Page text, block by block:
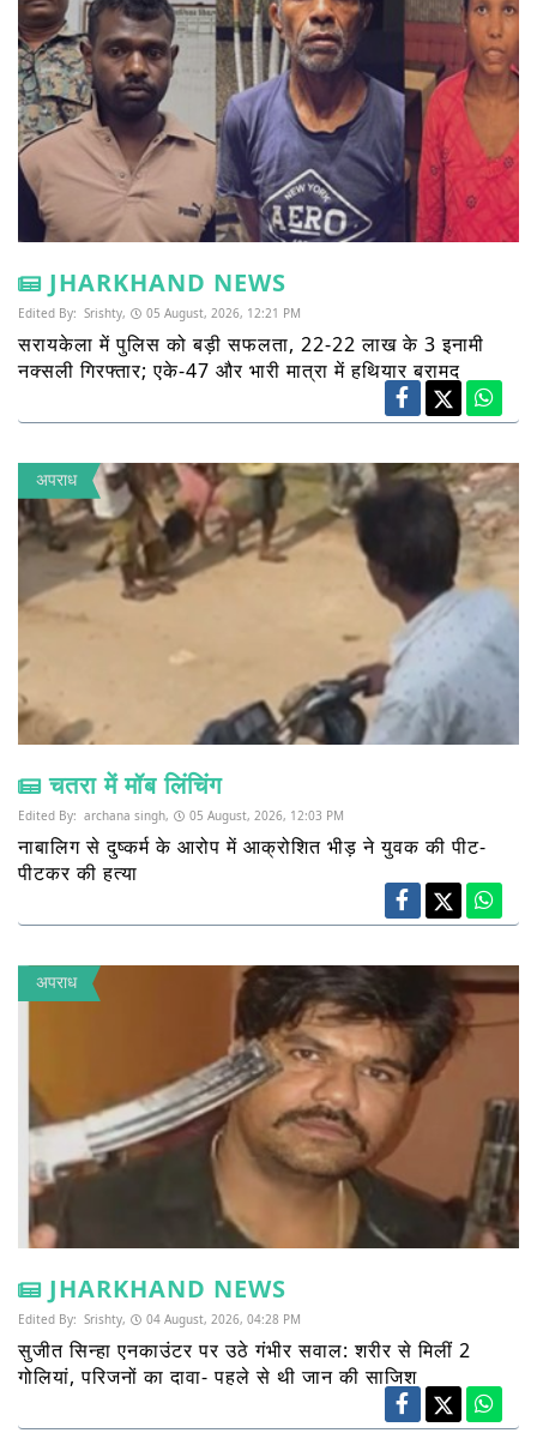
JHARKHAND NEWS
Edited By: Srishty, 05 August, 2026, 12:21 PM
सरायकेला में पुलिस को बड़ी सफलता, 22-22 लाख के 3 इनामी
नक्सली गिरफ्तार; एके-47 और भारी मात्रा में हथियार बरामद
अपराध
चतरा में मॉब लिंचिंग
Edited By: archana singh, 05 August, 2026, 12:03 PM
नाबालिग से दुष्कर्म के आरोप में आक्रोशित भीड़ ने युवक की पीट-
पीटकर की हत्या
अपराध
JHARKHAND NEWS
Edited By: Srishty, 04 August, 2026, 04:28 PM
सुजीत सिन्हा एनकाउंटर पर उठे गंभीर सवाल: शरीर से मिलीं 2
गोलियां, परिजनों का दावा- पहले से थी जान की साजिश